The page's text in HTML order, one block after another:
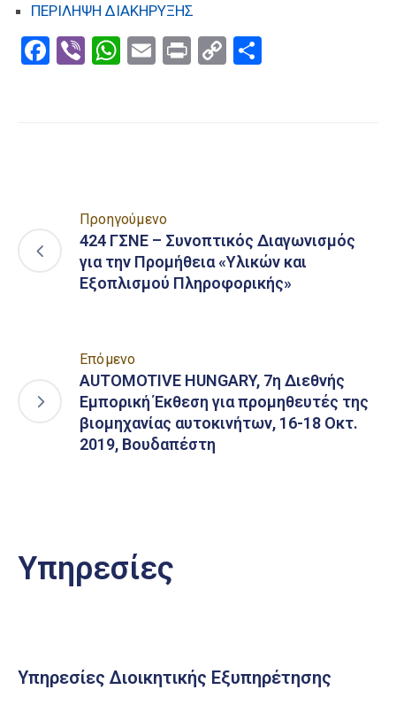
ΠΕΡΙΛΗΨΗ ΔΙΑΚΗΡΥΞΗΣ
Facebook
ViberWhatsApp
EmailPrintCopy
Προηγούμενο
424 ΓΣΝΕ – Συνοπτικός Διαγωνισμός
για την Προμήθεια «Υλικών και
Εξοπλισμού Πληροφορικής»
Επόμενο
AUTOMOTIVE HUNGARY, 7η Διεθνής
Εμπορική Έκθεση για προμηθευτές της
βιομηχανίας αυτοκινήτων, 16-18 Οκτ.
2019, Βουδαπέστη
Υπηρεσίες
Υπηρεσίες Διοικητικής Εξυπηρέτησης